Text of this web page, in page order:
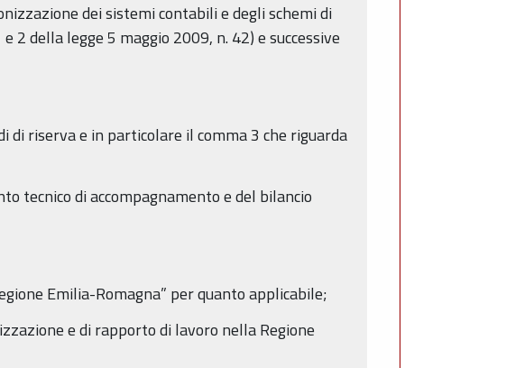
dei sistemi contabili e degli schemi di
2 della legge 5 maggio 2009, n. 42) e successive
riserva e in particolare il comma 3 che riguarda
tecnico di accompagnamento e del bilancio
Emilia-Romagna” per quanto applicabile;
e di rapporto di lavoro nella Regione